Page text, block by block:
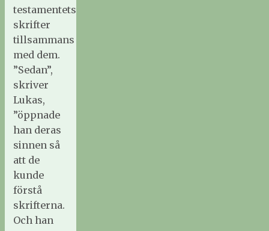
testamentets
skrifter
tillsammans
med dem.
”Sedan”,
skriver
Lukas,
”öppnade
han deras
sinnen så
att de
kunde
förstå
skrifterna.
Och han